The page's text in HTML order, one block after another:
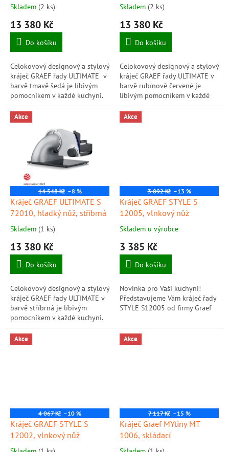
Skladem (2 ks)
13 380 Kč
Do košíku
Celokovový designový a stylový
kráječ GRAEF řady ULTIMATE v
barvě tmavě šedá je líbivým
pomocníkem v každé kuchyni.
Kráječ disponuje tichým 170 W
motorem, hladkým...
Skladem (2 ks)
13 380 Kč
Do košíku
Celokovový designový a stylový
kráječ GRAEF řady ULTIMATE v
barvě rubínově červené je
líbivým pomocníkem v každé
kuchyni. Kráječ disponuje
tichým 170 W motorem,
hladkým...
Akce
14 548 Kč –8 %
Kráječ GRAEF ULTIMATE S
72010, hladký nůž, stříbrná
Skladem (1 ks)
13 380 Kč
Do košíku
Celokovový designový a stylový
kráječ GRAEF řady ULTIMATE v
barvě stříbrná je líbivým
pomocníkem v každé kuchyni.
Kráječ disponuje tichým 170 W
motorem, hladkým nožem s
průměrem...
Akce
3 892 Kč –13 %
Kráječ GRAEF STYLE S
12005, vlnkový nůž
Skladem u výrobce
3 385 Kč
Do košíku
Novinka pro Vaši kuchyni!
Představujeme Vám kráječ řady
STYLE S12005 od firmy Graef
Akce
4 067 Kč –10 %
Kráječ GRAEF STYLE S
12002, vlnkový nůž
Akce
7 117 Kč –15 %
Kráječ Graef MYtiny MT
1006, skládací